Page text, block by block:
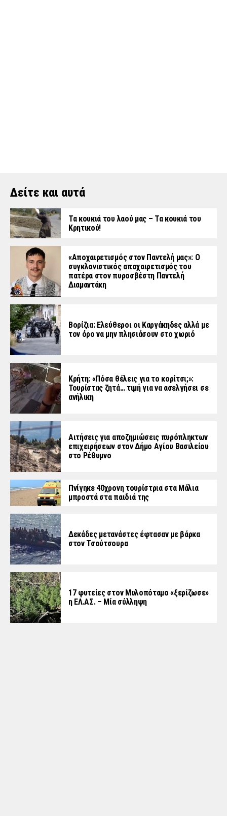
Δείτε και αυτά
Τα κουκιά του λαού μας – Τα κουκιά του
Κρητικού!
«Aποχαιρετισμός στον Παντελή μας»: Ο
συγκλονιστικός αποχαιρετισμός του
πατέρα στον πυροσβέστη Παντελή
Διαμαντάκη
Βορίζια: Ελεύθεροι οι Καργάκηδες αλλά με
τον όρο να μην πλησιάσουν στο χωριό
Κρήτη: «Πόσα θέλεις για το κορίτσι;»:
Τουρίστας ζητά… τιμή για να ασελγήσει σε
ανήλικη
Αιτήσεις για αποζημιώσεις πυρόπληκτων
επιχειρήσεων στον Δήμο Αγίου Βασιλείου
στο Ρέθυμνο
Πνίγηκε 40χρονη τουρίστρια στα Μάλια
μπροστά στα παιδιά της
Δεκάδες μετανάστες έφτασαν με βάρκα
στον Τσούτσουρα
17 φυτείες στον Μυλοπόταμο «ξερίζωσε»
η ΕΛ.ΑΣ. – Μία σύλληψη